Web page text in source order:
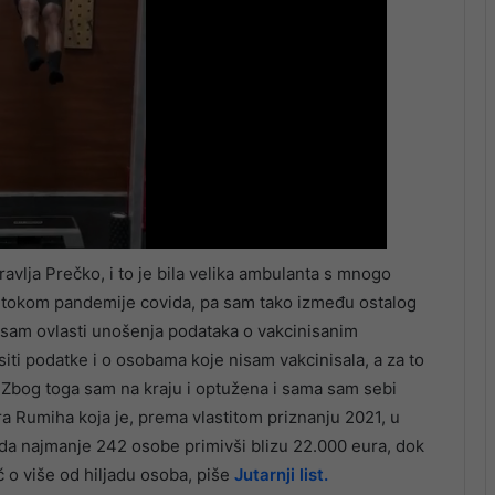
Prečko, i to je bila velika ambulanta s mnogo
pandemije covida, pa sam tako između ostalog
ovlasti unošenja podataka o vakcinisanim
podatke i o osobama koje nisam vakcinisala, a za to
toga sam na kraju i optužena i sama sam sebi
Rumiha koja je, prema vlastitom priznanju 2021, u
najmanje 242 osobe primivši blizu 22.000 eura, dok
više od hiljadu osoba, piše Jutarnji list.